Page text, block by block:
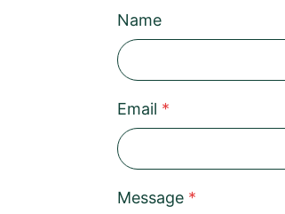
Name
Email *
Message *